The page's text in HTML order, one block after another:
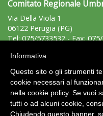
"Superare gli ostacoli": la
Comitato Regionale
Via Della Viola 1
06122 Perugia (PG)
Tel: 075/5733532 - Fax:
Area Riservata 2.0
Informativa
Questo sito o gli strumenti
cookie necessari al
nella cookie policy. Se vuoi
tutti o ad alcuni cookie,
Chiudendo questo banner,